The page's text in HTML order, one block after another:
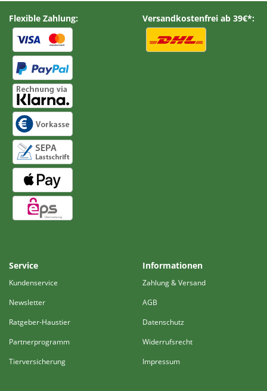
Flexible Zahlung: Versandkostenfrei ab 39€*:
Service
Kundenservice
Newsletter
Ratgeber-Haustier
Partnerprogramm
Tierversicherung
Informationen
Zahlung & Versand
AGB
Datenschutz
Widerrufsrecht
Impressum